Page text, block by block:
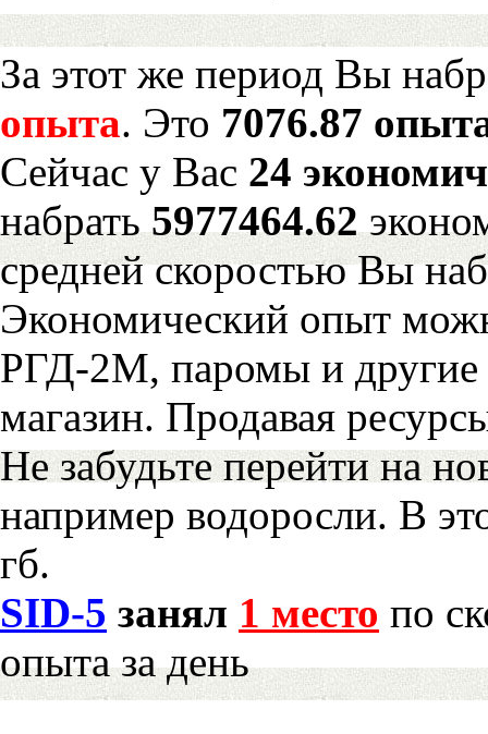
За этот же период Вы
опыта. Это 7076.87
Сейчас у Вас 24
набрать5977464.62
средней скоростью Вы
Экономический опыт
РГД-2М, паромы и другие
магазин. Продавая
Не забудьте перейти на
например водоросли. В
гб.
SID-5 занял 1 место по
опыта за день